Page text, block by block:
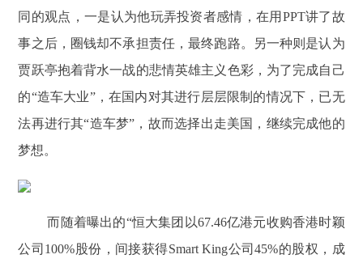
同的观点，一是认为他玩弄投资者感情，在用PPT讲了故
事之后，圈钱却不承担责任，最终跑路。另一种则是认为
贾跃亭抱着背水一战的悲情英雄主义色彩，为了完成自己
的“造车大业”，在国内对其进行层层限制的情况下，已无
法再进行其“造车梦”，故而选择出走美国，继续完成他的
梦想。
而随着曝出的“恒大集团以67.46亿港元收购香港时颖
公司100%股份，间接获得Smart King公司45%的股权，成